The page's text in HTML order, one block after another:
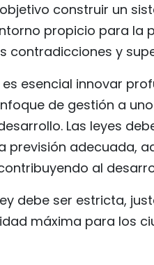
construir un
propicio para la
contradicciones y
esencial innovar
de gestión a
Las leyes
previsión adecuada,
al
debe ser estricta,
máxima para los